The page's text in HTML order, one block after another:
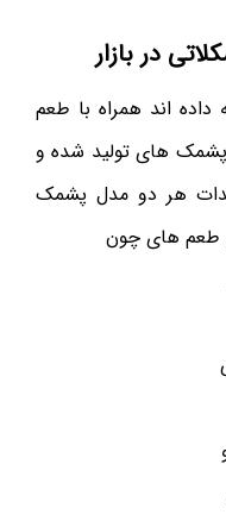
در بازار
اند همراه با طعم
های تولید شده و
هر دو مدل پشمک
طعم های چون